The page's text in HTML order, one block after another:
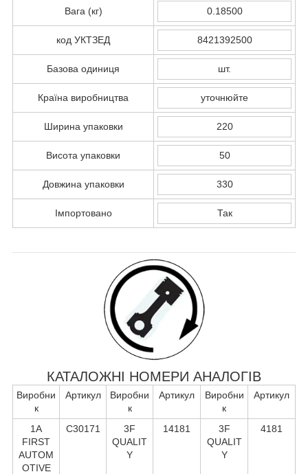
Вага (кг) 0.18500
код УКТЗЕД 8421392500
Базова одиниця шт.
Країна виробництва уточнюйте
Ширина упаковки 220
Висота упаковки 50
Довжина упаковки 330
Імпортовано Так
КАТАЛОЖНІ НОМЕРИ АНАЛОГІВ
Виробни
к
Артикул
Виробни
к
Артикул
Виробни
к
Артикул
1A
FIRST
AUTOM
OTIVE
C30171
3F
QUALIT
Y
14181
3F
QUALIT
Y
4181